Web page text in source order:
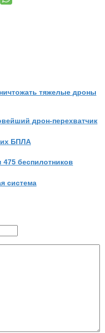
тяжелые дроны
дрон-перехватчик
БПЛА
беспилотников
система